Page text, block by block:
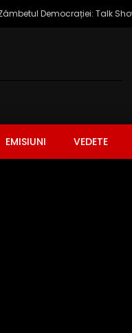
EMISIUNI VEDETE